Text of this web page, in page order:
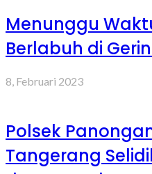
Menunggu
Berlabuh di
8, Februari 2023
Polsek
Tangerang